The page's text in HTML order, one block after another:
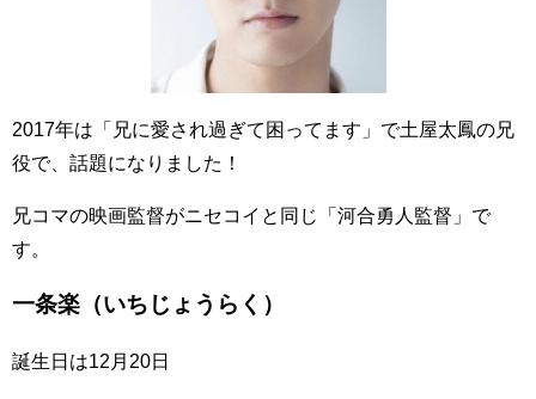
2017年は「兄に愛され過ぎて困ってます」で土屋太鳳の兄
役で、話題になりました！
兄コマの映画監督がニセコイと同じ「河合勇人監督」で
す。
一条楽（いちじょうらく）
誕生日は12月20日